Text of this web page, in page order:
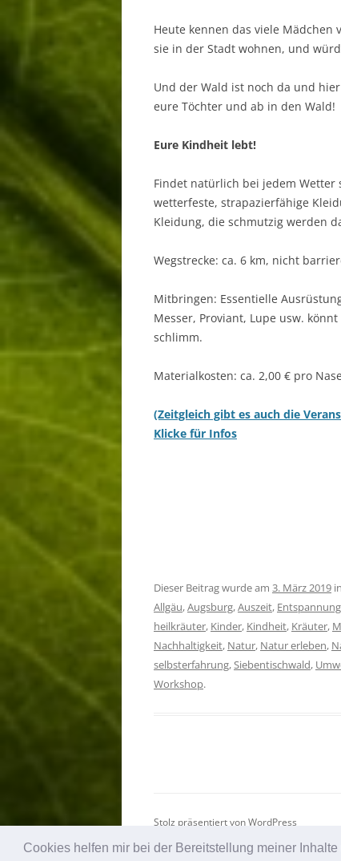
Cookies helfen mir bei der Bereitstellung meiner
Heute kennen das viele
sie in der Stadt wohnen, und
Und der Wald ist noch da und
eure Töchter und ab in den Wald!
Eure Kindheit lebt!
Findet natürlich bei jedem Wetter
wetterfeste, strapazierfähige
Kleidung, die schmutzig werden
Wegstrecke: ca. 6 km, nicht
Mitbringen: Essentielle
Messer, Proviant, Lupe usw.
schlimm.
Materialkosten: ca. 2,00 € pro
(Zeitgleich gibt es auch die
Klicke für Infos
Dieser Beitrag wurde am 3. März 2019
Allgäu,Augsburg,Auszeit, Entspannung
heilkräuter, Kinder, Kindheit, Kräuter,
Nachhaltigkeit, Natur, Natur erleben,
selbsterfahrung,Siebentischwald,
Workshop.
Stolz präsentiert von WordPress